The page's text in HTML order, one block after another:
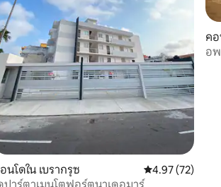
จาก 5, 11 รีวิว
นโดใน เบรากรุซ คะแนนเฉลี่ย
4.97 (72)
คอ
อ